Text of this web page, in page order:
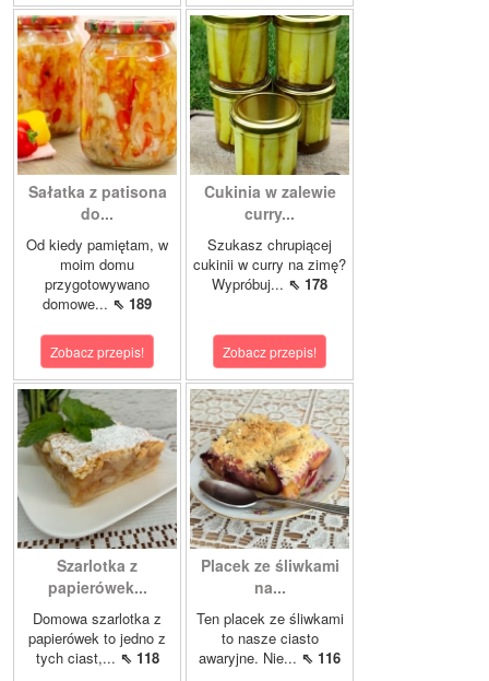
Sałatka z patisona
do...
Od kiedy pamiętam, w
moim domu
przygotowywano
domowe... ⇖ 189
Zobacz przepis!
Cukinia w zalewie
curry...
Szukasz chrupiącej
cukinii w curry na zimę?
Wypróbuj... ⇖ 178
Zobacz przepis!
Szarlotka z
papierówek...
Domowa szarlotka z
papierówek to jedno z
tych ciast,... ⇖ 118
Placek ze śliwkami
na...
Ten placek ze śliwkami
to nasze ciasto
awaryjne. Nie... ⇖ 116